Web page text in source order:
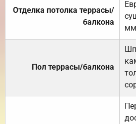
Отделка потолка террасы/
балкона
Пол террасы/балкона